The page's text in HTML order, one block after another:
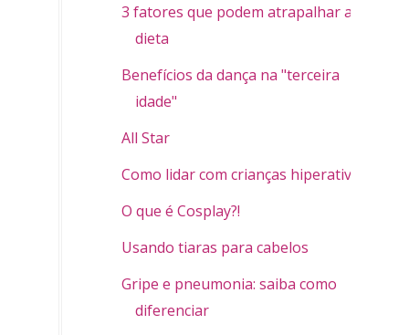
3 fatores que podem atrapalhar a
dieta
Benefícios da dança na "terceira
idade"
All Star
Como lidar com crianças hiperativas
O que é Cosplay?!
Usando tiaras para cabelos
Gripe e pneumonia: saiba como
diferenciar